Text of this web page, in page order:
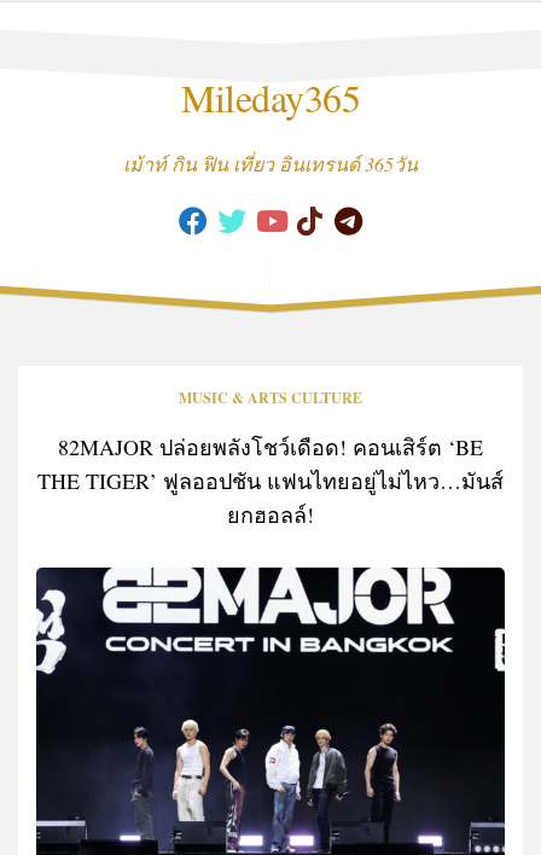
Mileday365
เม้าท์ กิน ฟิน เที่ยว อินเทรนด์ 365วัน
MUSIC & ARTS CULTURE
82MAJOR ปล่อยพลังโชว์เดือด! คอนเสิร์ต ‘BE
THE TIGER’ ฟูลออปชัน แฟนไทยอยู่ไม่ไหว…มันส์
ยกฮอลล์!